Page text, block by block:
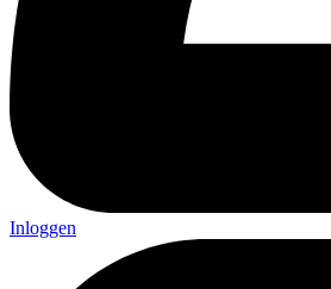
Inloggen